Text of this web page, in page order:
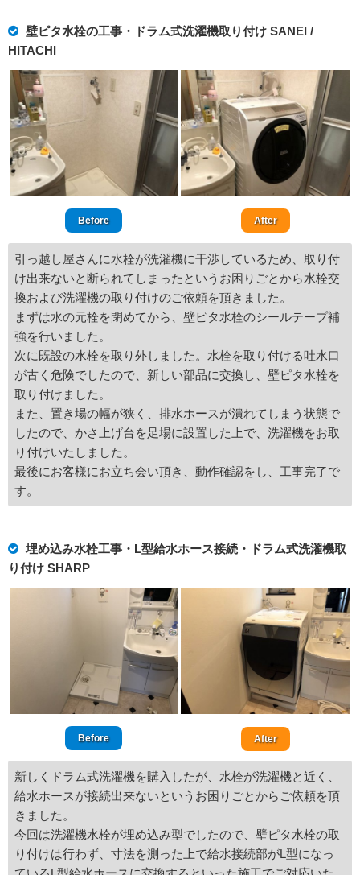
壁ピタ水栓の工事・ドラム式洗濯機取り付け SANEI /
HITACHI
Before After
引っ越し屋さんに水栓が洗濯機に干渉しているため、取り付
け出来ないと断られてしまったというお困りごとから水栓交
換および洗濯機の取り付けのご依頼を頂きました。
まずは水の元栓を閉めてから、壁ピタ水栓のシールテープ補
強を行いました。
次に既設の水栓を取り外しました。水栓を取り付ける吐水口
が古く危険でしたので、新しい部品に交換し、壁ピタ水栓を
取り付けました。
また、置き場の幅が狭く、排水ホースが潰れてしまう状態で
したので、かさ上げ台を足場に設置した上で、洗濯機をお取
り付けいたしました。
最後にお客様にお立ち会い頂き、動作確認をし、工事完了で
す。
埋め込み水栓工事・L型給水ホース接続・ドラム式洗濯機取
り付け SHARP
Before After
新しくドラム式洗濯機を購入したが、水栓が洗濯機と近く、
給水ホースが接続出来ないというお困りごとからご依頼を頂
きました。
今回は洗濯機水栓が埋め込み型でしたので、壁ピタ水栓の取
り付けは行わず、寸法を測った上で給水接続部がL型になっ